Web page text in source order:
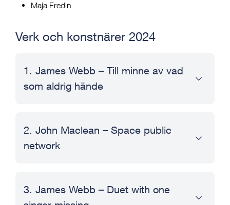
Maja Fredin
Verk och konstnärer 2024
1. James Webb – Till minne av vad
som aldrig hände
2. John Maclean – Space public
network
3. James Webb – Duet with one